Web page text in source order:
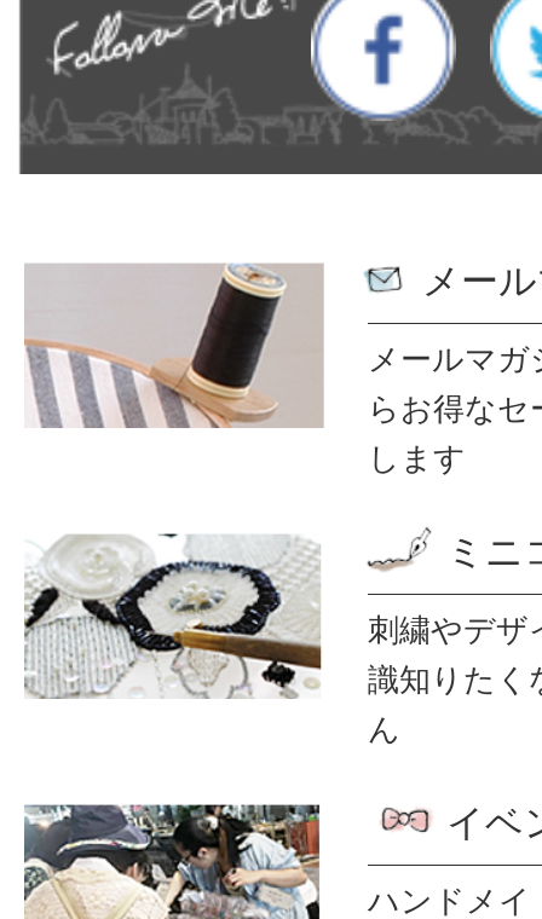
メー
メールマ
ら お得なセ
します
ミニ
刺繍やデザ
識知りたく
ん
イベ
ハンドメイ